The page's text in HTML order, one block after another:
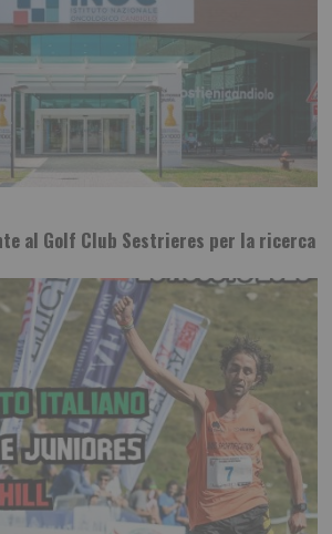
al Golf Club Sestrieres per la ricerca